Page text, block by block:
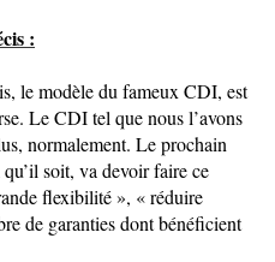
:
le modèle du fameux CDI, est
Le CDI tel que nous l’avons
normalement. Le prochain
soit, va devoir faire ce
flexibilité », « réduire
de garanties dont bénéficient